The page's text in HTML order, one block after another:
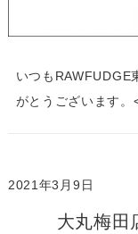
いつもRAWFUDGE
がとうございます
2021年3月9日
大丸梅田